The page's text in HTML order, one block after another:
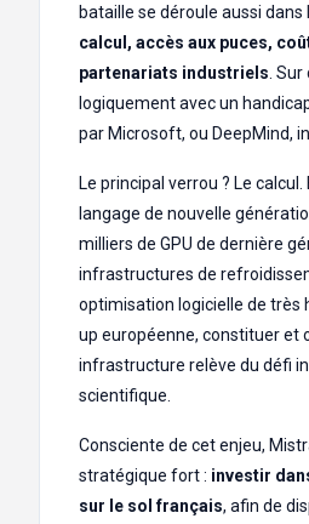
bataille se déroule aussi dans
calcul, accès aux puces,
partenariats industriels .
logiquement avec un
par Microsoft, ou DeepMind,
Le principal verrou ? Le
langage de nouvelle
milliers de GPU de dernière
infrastructures de
optimisation logicielle de très
up européenne, constituer et
infrastructure relève du défi
scientifique.
Consciente de cet enjeu,
stratégique fort : investir
sur le sol français, afin de